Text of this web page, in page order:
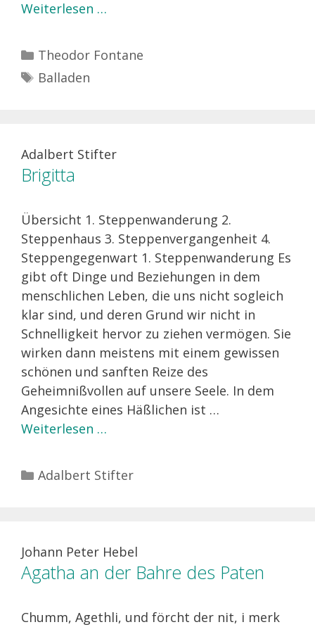
Weiterlesen …
Kategorien
Theodor Fontane
Schlagwörter
Balladen
Adalbert Stifter
Brigitta
Übersicht 1. Steppenwanderung 2.
Steppenhaus 3. Steppenvergangenheit 4.
Steppengegenwart 1. Steppenwanderung Es
gibt oft Dinge und Beziehungen in dem
menschlichen Leben, die uns nicht sogleich
klar sind, und deren Grund wir nicht in
Schnelligkeit hervor zu ziehen vermögen. Sie
wirken dann meistens mit einem gewissen
schönen und sanften Reize des
Geheimnißvollen auf unsere Seele. In dem
Angesichte eines Häßlichen ist …
Weiterlesen …
Kategorien
Adalbert Stifter
Johann Peter Hebel
Agatha an der Bahre des Paten
Chumm, Agethli, und förcht der nit, i merk